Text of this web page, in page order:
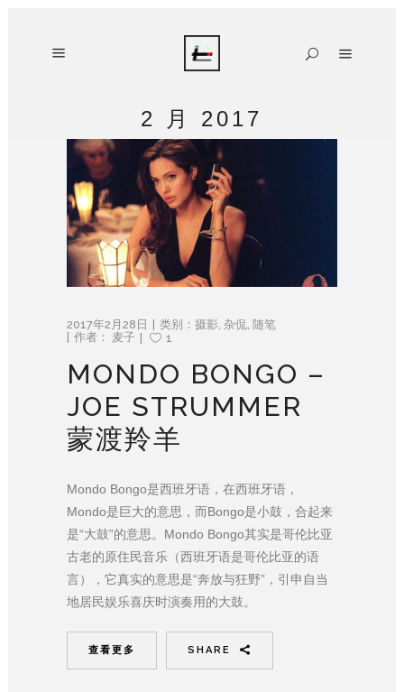
2 月 2017
2017年2月28日 类别： 摄影 杂侃 随笔
作者： 麦子 1
MONDO BONGO –
JOE STRUMMER
蒙渡羚羊
Mondo Bongo是西班牙语，在西班牙语，
Mondo是巨大的意思，而Bongo是小鼓，合起来
是“大鼓”的意思。Mondo Bongo其实是哥伦比亚
古老的原住民音乐（西班牙语是哥伦比亚的语
言），它真实的意思是“奔放与狂野”，引申自当
地居民娱乐喜庆时演奏用的大鼓。
查看更多 SHARE